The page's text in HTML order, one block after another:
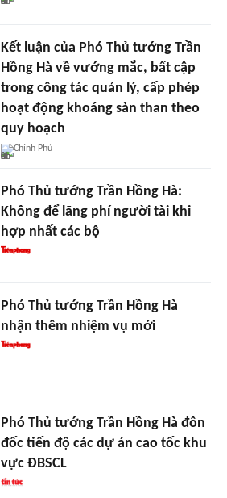
Kết luận của Phó Thủ tướng Trần
Hồng Hà về vướng mắc, bất cập
trong công tác quản lý, cấp phép
hoạt động khoáng sản than theo
quy hoạch
Chính Phủ
Phó Thủ tướng Trần Hồng Hà:
Không để lãng phí người tài khi
hợp nhất các bộ
Phó Thủ tướng Trần Hồng Hà
nhận thêm nhiệm vụ mới
Phó Thủ tướng Trần Hồng Hà đôn
đốc tiến độ các dự án cao tốc khu
vực ĐBSCL